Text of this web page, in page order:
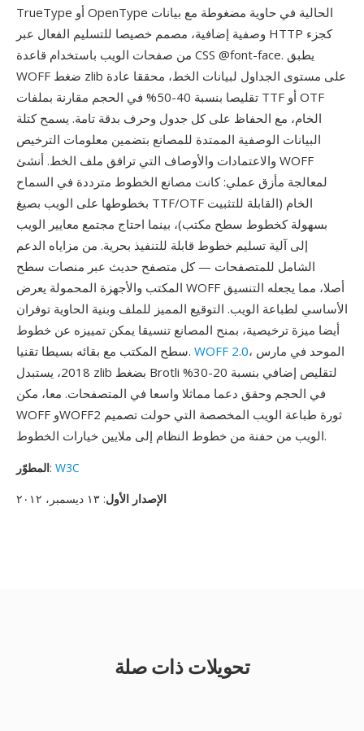
TrueType أو OpenType الحالية في حاوية مضغوطة مع بيانات
وصفية إضافية، مصمم خصيصا للتسليم الفعال عبر HTTP كجزء
من صفحات الويب باستخدام قاعدة CSS @font-face. يطبق
WOFF ضغط zlib على مستوى الجداول لبيانات الخط، محققا عادة
تقليصا بنسبة 40-50% في الحجم مقارنة بملفات TTF أو OTF
الخام، مع الحفاظ على كل جدول وحرف بدقة تامة. يسمح كتلة
البيانات الوصفية الممتدة للمصانع بتضمين معلومات الترخيص
والاعتمادات والأوصاف التي ترافق ملف الخط. أنشئ WOFF
لمعالجة مأزق عملي: كانت مصانع الخطوط مترددة في السماح
بخطوطها على الويب بصيغ TTF/OTF الخام (القابلة للتثبيت
بسهولة كخطوط سطح مكتب)، بينما احتاج مجتمع معايير الويب
إلى آلية تسليم خطوط قابلة للتنفيذ بحرية. من مزاياه الدعم
الشامل للمتصفحات — كل متصفح حديث عبر منصات سطح
المكتب والأجهزة المحمولة يعرض WOFF أصلا، مما يجعله التنسيق
الأساسي لطباعة الويب. التوقيع المميز للملف وبنية الحاوية توفران
أيضا ميزة ترخيصية، بمنح المصانع تنسيقا يمكن تمييزه عن خطوط
سطح المكتب مع بقائه بسيطا تقنيا. WOFF 2.0، الموحد في مارس
2018، يستبدل zlib بضغط Brotli لتقليص إضافي بنسبة 20-30%
في الحجم وحقق دعما مماثلا واسعا في المتصفحات. معا، مكن
WOFF وWOFF2 ثورة طباعة الويب المخصصة التي حولت تصميم
الويب من حفنة من خطوط النظام إلى ملايين خيارات الخطوط.
المطوّر: W3C
الإصدار الأول: ١٣ ديسمبر، ٢٠١٢
تحويلات ذات صلة